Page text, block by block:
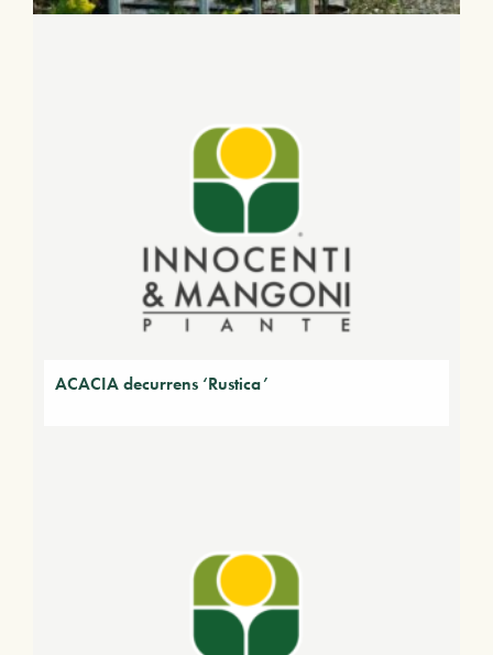
ACACIA decurrens ‘Rustica’